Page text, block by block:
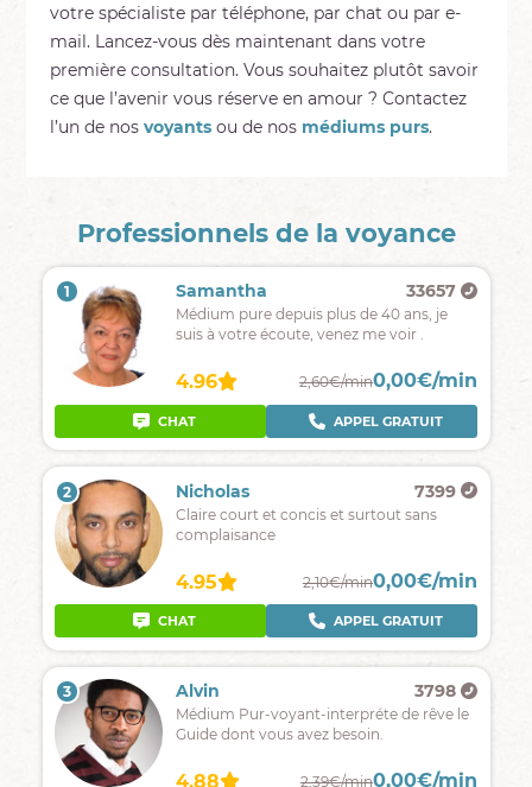
votre spécialiste par téléphone, par chat ou par e-
mail. Lancez-vous dès maintenant dans votre
première consultation. Vous souhaitez plutôt savoir
ce que l’avenir vous réserve en amour ? Contactez
l’un de nos voyantsou de nos médiums purs.
Professionnels de la voyance
1 Samantha 33657
Médium pure depuis plus de 40 ans, je
suis à votre écoute, venez me voir .
4.96 2,60€/min0,00€/min
CHAT APPEL GRATUIT
2 Nicholas 7399
Claire court et concis et surtout sans
complaisance
4.95 2,10€/min0,00€/min
CHAT APPEL GRATUIT
3 Alvin 3798
Médium Pur-voyant-interpréte de rêve le
Guide dont vous avez besoin.
4.88 2,39€/min0,00€/min